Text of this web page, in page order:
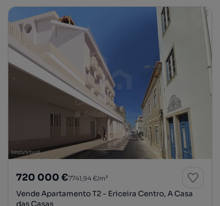
720 000 €7741,94 €/m²
Vende Apartamento T2 - Ericeira Centro, A Casa
das Casas